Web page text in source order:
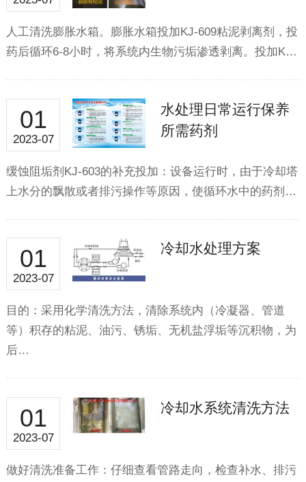
人工清洗膨胀水箱。膨胀水箱投加KJ-609粘泥剥离剂，投
药后循环6-8小时，将系统内生物污垢渗透剥离。投加K…
01
2023-07
水处理日常运行保养
所需药剂
缓蚀阻垢剂KJ-603的补充投加：设备运行时，由于冷却塔
上水分的飘散或者排污操作等原因，使循环水中的药剂…
01
2023-07
冷却水处理方案
目的：采用化学清洗方法，清除系统内（冷凝器、管道
等）积存的粘泥、油污、锈垢、无机盐浮垢等沉积物，为
后…
01
2023-07
冷却水系统清洗方法
做好清洗准备工作：仔细查看管路走向，检查补水、排污